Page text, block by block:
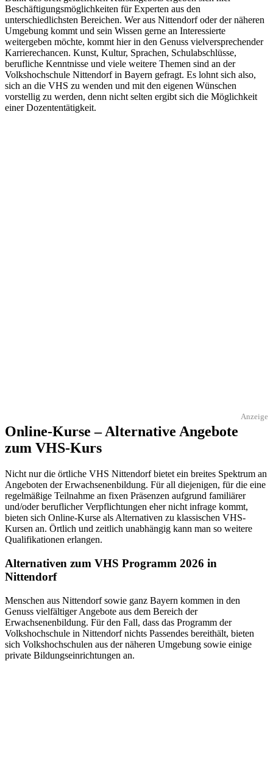
Beschäftigungsmöglichkeiten für Experten aus den
unterschiedlichsten Bereichen. Wer aus Nittendorf oder der näheren
Umgebung kommt und sein Wissen gerne an Interessierte
weitergeben möchte, kommt hier in den Genuss vielversprechender
Karrierechancen. Kunst, Kultur, Sprachen, Schulabschlüsse,
berufliche Kenntnisse und viele weitere Themen sind an der
Volkshochschule Nittendorf in Bayern gefragt. Es lohnt sich also,
sich an die VHS zu wenden und mit den eigenen Wünschen
vorstellig zu werden, denn nicht selten ergibt sich die Möglichkeit
einer Dozententätigkeit.
Anzeige
Online-Kurse – Alternative Angebote
zum VHS-Kurs
Nicht nur die örtliche VHS Nittendorf bietet ein breites Spektrum an
Angeboten der Erwachsenenbildung. Für all diejenigen, für die eine
regelmäßige Teilnahme an fixen Präsenzen aufgrund familiärer
und/oder beruflicher Verpflichtungen eher nicht infrage kommt,
bieten sich Online-Kurse als Alternativen zu klassischen VHS-
Kursen an. Örtlich und zeitlich unabhängig kann man so weitere
Qualifikationen erlangen.
Alternativen zum VHS Programm 2026 in
Nittendorf
Menschen aus Nittendorf sowie ganz Bayern kommen in den
Genuss vielfältiger Angebote aus dem Bereich der
Erwachsenenbildung. Für den Fall, dass das Programm der
Volkshochschule in Nittendorf nichts Passendes bereithält, bieten
sich Volkshochschulen aus der näheren Umgebung sowie einige
private Bildungseinrichtungen an.